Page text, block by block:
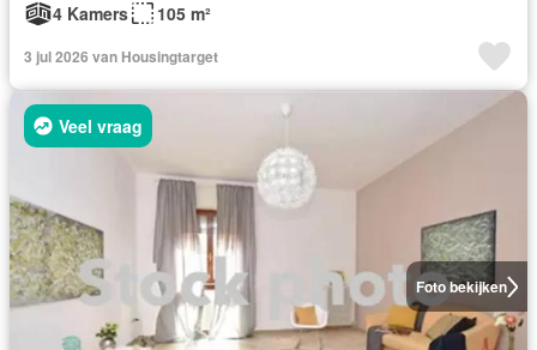
4 Kamers
105 m²
3 jul 2026 van Housingtarget
Foto bekijken
Veel vraag